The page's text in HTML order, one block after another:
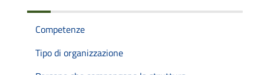
Competenze
Tipo di organizzazione